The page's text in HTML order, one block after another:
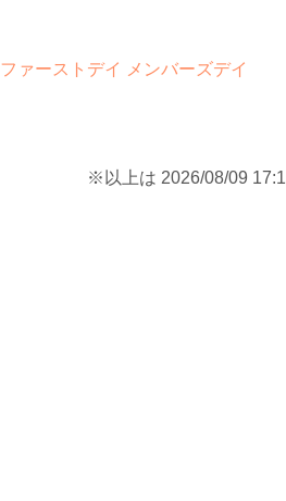
ファーストデイ メンバーズデイ
※以上は 2026/08/09